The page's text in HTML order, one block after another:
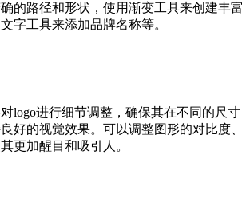
的路径和形状，使用渐变工具来创建丰富
字工具来添加品牌名称等。
logo进行细节调整，确保其在不同的尺寸
好的视觉效果。可以调整图形的对比度、
更加醒目和吸引人。